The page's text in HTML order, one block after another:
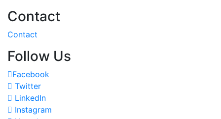
Contact
Contact
Follow Us
Facebook
Twitter
LinkedIn
Instagram